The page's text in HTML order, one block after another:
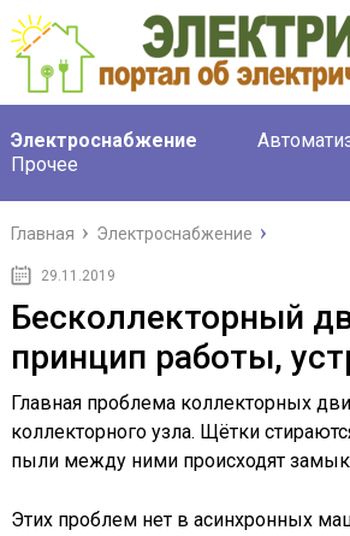
Электроснабжение
Прочее
Главная Электроснабжение
29.11.2019
Бесколлекторный
принцип работы,
Главная проблема коллекторных
коллекторного узла. Щётки
пыли между ними происходят
Этих проблем нет в асинхронных